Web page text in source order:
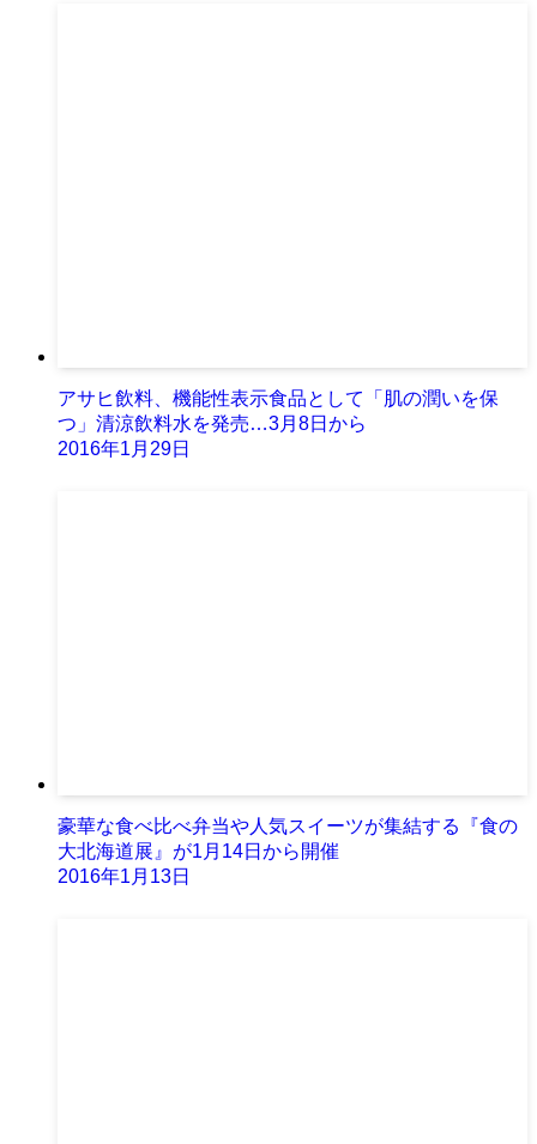
アサヒ飲料、機能性表示食品として「肌の潤いを保
つ」清涼飲料水を発売…3月8日から
2016年1月29日
豪華な食べ比べ弁当や人気スイーツが集結する『食の
大北海道展』が1月14日から開催
2016年1月13日